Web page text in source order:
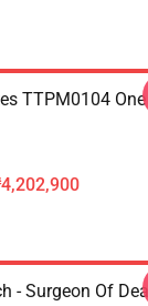
TTPM0104 One
- Surgeon Of